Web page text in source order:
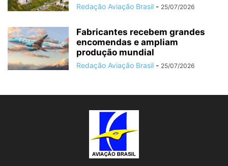
Redação Aviação Brasil - 25/07/2026
Fabricantes recebem grandes
encomendas e ampliam
produção mundial
Redação Aviação Brasil - 25/07/2026